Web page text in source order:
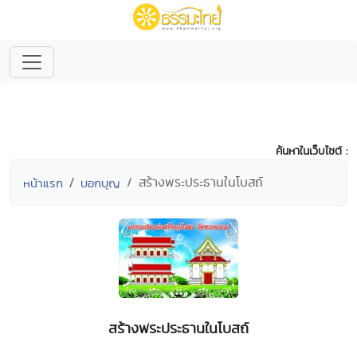
ค้นหาในเว็บไซต์ :
หน้าแรก บอกบุญ สร้างพระประธานในโบสถ์
สร้างพระประธานในโบสถ์